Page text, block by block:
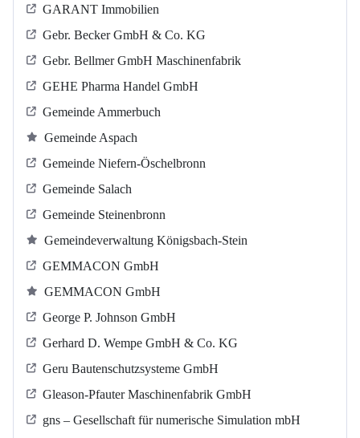
GARANT Immobilien
Gebr. Becker GmbH & Co. KG
Gebr. Bellmer GmbH Maschinenfabrik
GEHE Pharma Handel GmbH
Gemeinde Ammerbuch
Gemeinde Aspach
Gemeinde Niefern-Öschelbronn
Gemeinde Salach
Gemeinde Steinenbronn
Gemeindeverwaltung Königsbach-Stein
GEMMACON GmbH
GEMMACON GmbH
George P. Johnson GmbH
Gerhard D. Wempe GmbH & Co. KG
Geru Bautenschutzsysteme GmbH
Gleason-Pfauter Maschinenfabrik GmbH
gns – Gesellschaft für numerische Simulation mbH